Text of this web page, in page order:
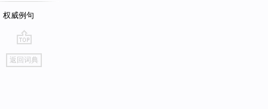
权威例句
go
top
返回词典